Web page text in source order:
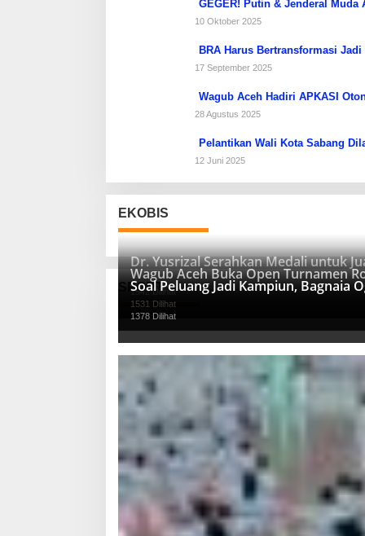
GEGER! Putin & Jenderal
10 Oktober 2025
BRA Harus Bertransformasi
17 September 2025
Wagub Aceh Hadiri APKASI
28 Agustus 2025
Pelantikan Wali Kota Sabang
12 Juni 2025
EKOBIS
SPORT
Dr. Yusrizal Serahkan Medali untuk
1542 Dilihat
Wagub Aceh Buka Open Turnamen
1531 Dilihat
Soal Peluang Jadi Kampiun, Bagnaia
1378 Dilihat